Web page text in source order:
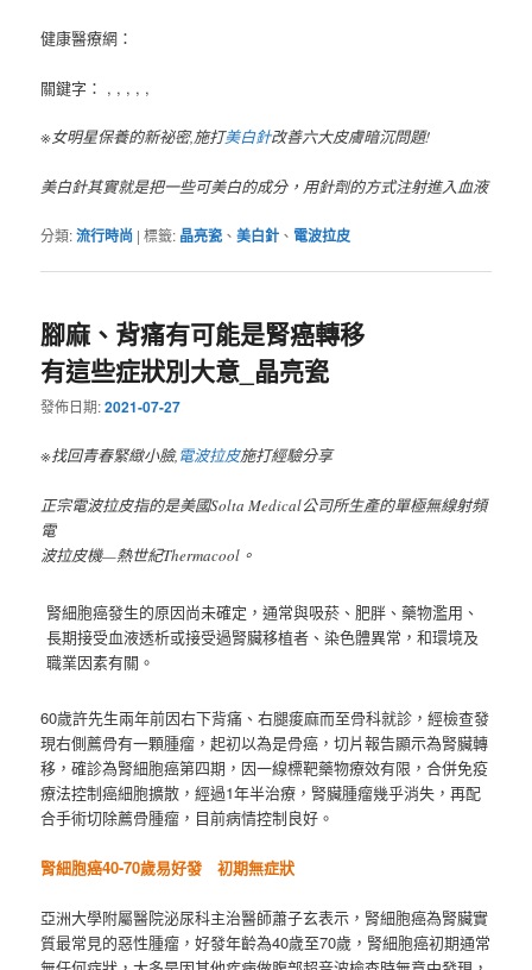
健康醫療網：
關鍵字： , , , , ,
※女明星保養的新祕密,施打美白針改善六大皮膚暗沉問題!
美白針其實就是把一些可美白的成分，用針劑的方式注射進入血液
分類:流行時尚 |標籤: 晶亮瓷 、美白針 、 電波拉皮
腳麻、背痛有可能是腎癌轉移
有這些症狀別大意_晶亮瓷
發佈日期:2021-07-27
※找回青春緊緻小臉,電波拉皮施打經驗分享
正宗電波拉皮指的是美國Solta Medical公司所生產的單極無線射頻
電
波拉皮機—熱世紀Thermacool。
腎細胞癌發生的原因尚未確定，通常與吸菸、肥胖、藥物濫用、
長期接受血液透析或接受過腎臟移植者、染色體異常，和環境及
職業因素有關。
60歲許先生兩年前因右下背痛、右腿痠麻而至骨科就診，經檢查發
現右側薦骨有一顆腫瘤，起初以為是骨癌，切片報告顯示為腎臟轉
移，確診為腎細胞癌第四期，因一線標靶藥物療效有限，合併免疫
療法控制癌細胞擴散，經過1年半治療，腎臟腫瘤幾乎消失，再配
合手術切除薦骨腫瘤，目前病情控制良好。
腎細胞癌40-70歲易好發 初期無症狀
亞洲大學附屬醫院泌尿科主治醫師蕭子玄表示，腎細胞癌為腎臟實
質最常見的惡性腫瘤，好發年齡為40歲至70歲，腎細胞癌初期通常